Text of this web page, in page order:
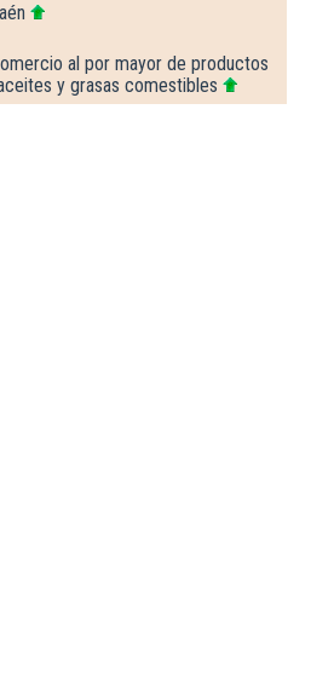
al por mayor de productos
y grasas comestibles